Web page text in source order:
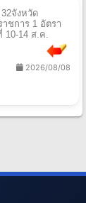
จังหวัด
ชการ 1 อัตรา
10-14 ส.ค.
2026/08/08